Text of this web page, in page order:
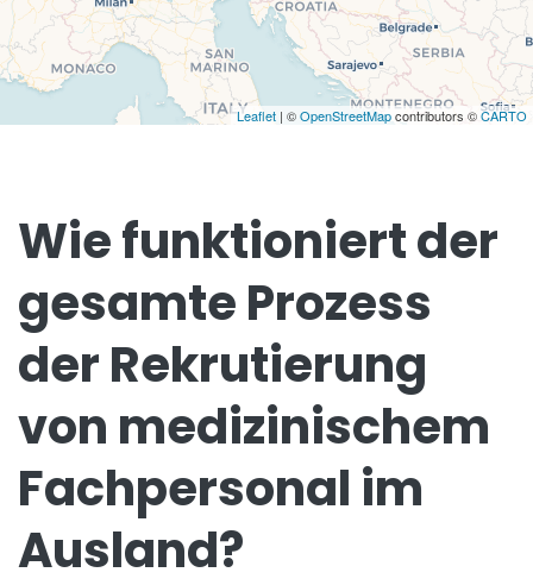
Leaflet | ©OpenStreetMapcontributors ©CARTO
Wie funktioniert der
gesamte Prozess
der Rekrutierung
von medizinischem
Fachpersonal im
Ausland?